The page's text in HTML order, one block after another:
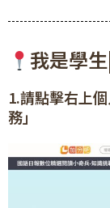
我是學
1.請點擊右上
務」